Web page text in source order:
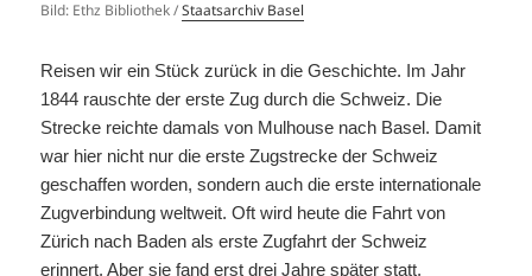
Bild: Ethz Bibliothek /Staatsarchiv Basel
Reisen wir ein Stück zurück in die Geschichte. Im Jahr
1844 rauschte der erste Zug durch die Schweiz. Die
Strecke reichte damals von Mulhouse nach Basel. Damit
war hier nicht nur die erste Zugstrecke der Schweiz
geschaffen worden, sondern auch die erste internationale
Zugverbindung weltweit. Oft wird heute die Fahrt von
Zürich nach Baden als erste Zugfahrt der Schweiz
erinnert. Aber sie fand erst drei Jahre später statt.